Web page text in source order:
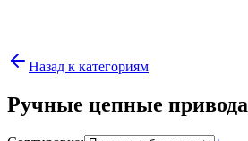
Ручные цепные привода
Назад к категориям
Ручные цепные привода